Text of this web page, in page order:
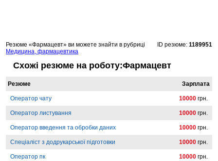
Резюме «Фармацевт» ви можете знайти в рубриці
Медицина, фармацевтика
ID резюме: 1189951
Схожі резюме на роботу:Фармацевт
Резюме Зарплата
Оператор чату 10000 грн.
Оператор листування 10000 грн.
Оператор введення та обробки даних 10000 грн.
Спеціаліст з додрукарської підготовки 10000 грн.
Оператор пк 10000 грн.